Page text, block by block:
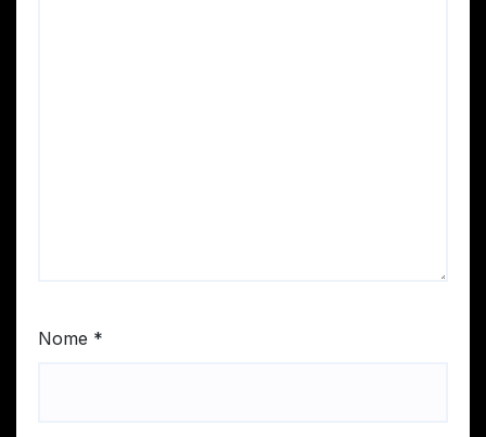
Nome *